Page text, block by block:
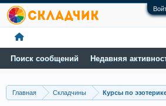
Главная Складчины Курсы по
Поиск сообщений Недавняя